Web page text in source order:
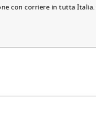
con corriere in tutta Italia.